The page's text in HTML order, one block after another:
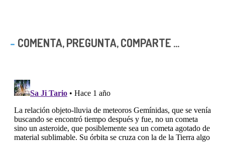
COMENTA, PREGUNTA, COMPARTE ...